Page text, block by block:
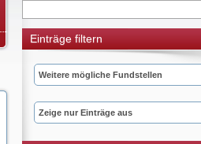
Einträge filtern
Weitere mögliche Fundstellen
Zeige nur Einträge aus